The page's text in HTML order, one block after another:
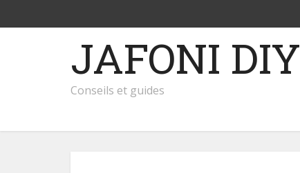
JAFONI DIY
Conseils et guides